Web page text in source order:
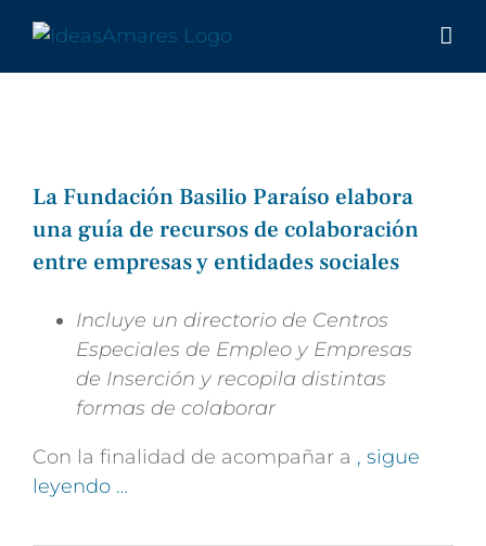
contenido
La Fundación Basilio Paraíso elabora
una guía de recursos de colaboración
entre empresas y entidades sociales
Incluye un directorio de Centros
Especiales de Empleo y Empresas
de Inserción y recopila distintas
formas de colaborar
Con la finalidad de acompañar a , sigue
leyendo …